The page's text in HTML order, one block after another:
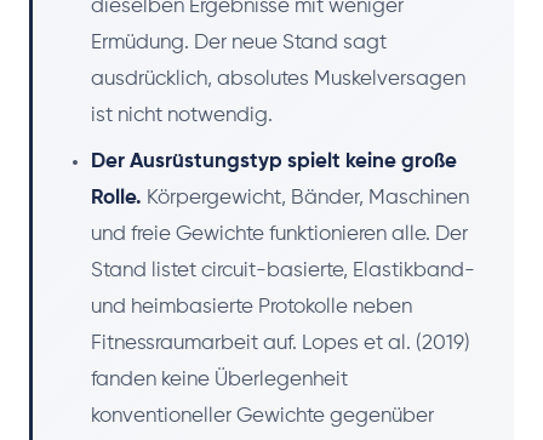
dieselben Ergebnisse mit weniger
Ermüdung. Der neue Stand sagt
ausdrücklich, absolutes Muskelversagen
ist nicht notwendig.
Der Ausrüstungstyp spielt keine große
Rolle. Körpergewicht, Bänder, Maschinen
und freie Gewichte funktionieren alle. Der
Stand listet circuit-basierte, Elastikband-
und heimbasierte Protokolle neben
Fitnessraumarbeit auf. Lopes et al. (2019)
fanden keine Überlegenheit
konventioneller Gewichte gegenüber